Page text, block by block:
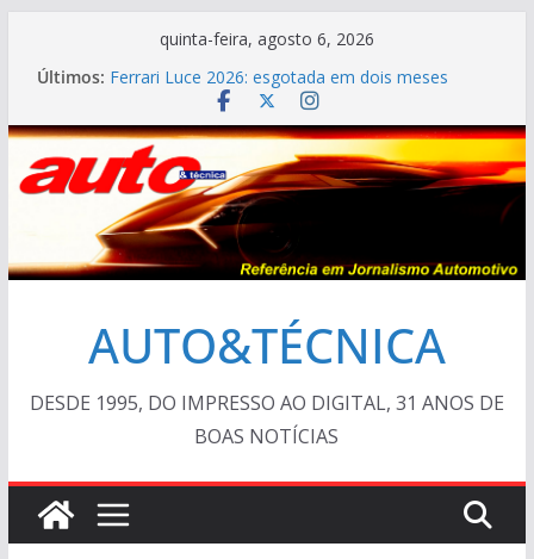
conteúdo
quinta-feira, agosto 6, 2026
Últimos: Ferrari Luce 2026: esgotada em dois meses
Em crise, BMW vai demitir 8.000 na Alemanha
ESPECIAL: VÍDEO DO POÇOS CLASSIC CAR 2026
AUTO&TÉCNICA FILES #139 – Chevrolet Calibra
1993
Cristiano Ronaldo mostra sua garagem
AUTO&TÉCNICA
DESDE 1995, DO IMPRESSO AO DIGITAL, 31 ANOS DE
BOAS NOTÍCIAS